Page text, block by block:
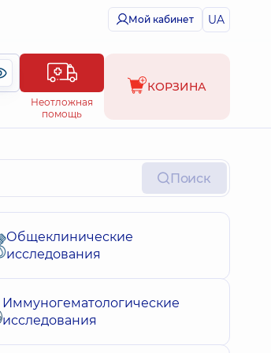
Мой кабинет UA
Неотложная
помощь
КОРЗИНА
Поиск
Общеклинические
исследования
Иммуногематологические
исследования